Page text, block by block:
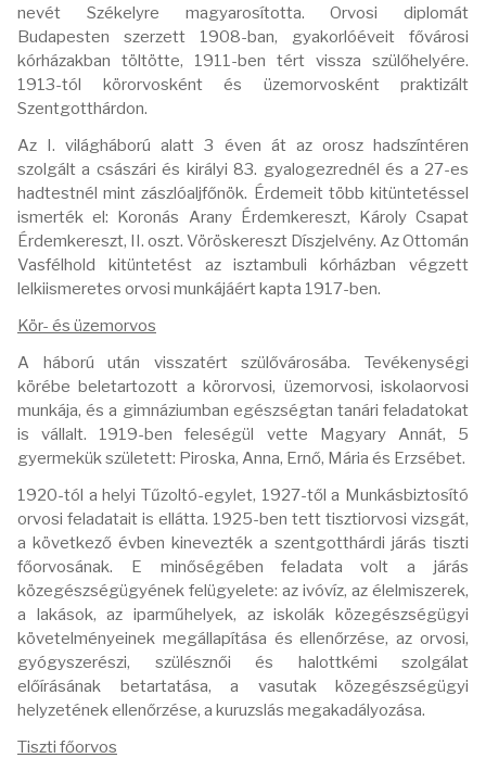
nevét Székelyre magyarosította. Orvosi diplomát
Budapesten szerzett 1908-ban, gyakorlóéveit fővárosi
kórházakban töltötte, 1911-ben tért vissza szülőhelyére.
1913-tól körorvosként és üzemorvosként praktizált
Szentgotthárdon.
Az I. világháború alatt 3 éven át az orosz hadszíntéren
szolgált a császári és királyi 83. gyalogezrednél és a 27-es
hadtestnél mint zászlóaljfőnök. Érdemeit több kitüntetéssel
ismerték el: Koronás Arany Érdemkereszt, Károly Csapat
Érdemkereszt, II. oszt. Vöröskereszt Díszjelvény. Az Ottomán
Vasfélhold kitüntetést az isztambuli kórházban végzett
lelkiismeretes orvosi munkájáért kapta 1917-ben.
Kör- és üzemorvos
A háború után visszatért szülővárosába. Tevékenységi
körébe beletartozott a körorvosi, üzemorvosi, iskolaorvosi
munkája, és a gimnáziumban egészségtan tanári feladatokat
is vállalt. 1919-ben feleségül vette Magyary Annát, 5
gyermekük született: Piroska, Anna, Ernő, Mária és Erzsébet.
1920-tól a helyi Tűzoltó-egylet, 1927-től a Munkásbiztosító
orvosi feladatait is ellátta. 1925-ben tett tisztiorvosi vizsgát,
a következő évben kinevezték a szentgotthárdi járás tiszti
főorvosának. E minőségében feladata volt a járás
közegészségügyének felügyelete: az ivóvíz, az élelmiszerek,
a lakások, az iparműhelyek, az iskolák közegészségügyi
követelményeinek megállapítása és ellenőrzése, az orvosi,
gyógyszerészi, szülésznői és halottkémi szolgálat
előírásának betartatása, a vasutak közegészségügyi
helyzetének ellenőrzése, a kuruzslás megakadályozása.
Tiszti főorvos